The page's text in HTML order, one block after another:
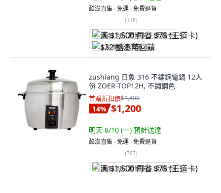
酷澎直售 ∙ 免運 ∙ 免費退貨
(118)
满 $1,500 再省 $75 (王道卡)
$32 酷澎幣回饋
zushiang 日象 316 不鏽鋼電鍋 12人
份 ZOER-TOP12H, 不鏽鋼色
首購折扣價$1,400
14% $1,200
明天 8/10 (一) 預計送達
酷澎直售 ∙ 免運 ∙ 免費退貨
(707)
满 $1,500 再省 $75 (王道卡)